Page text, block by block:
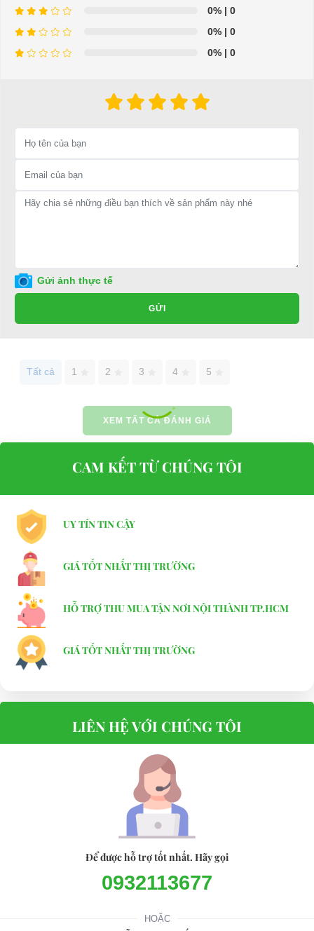
Đặc điểm nổi bật XE GOLF 4 CHỖ HDK
ái
Xe golf 4 chỗ HDK
DEL3042G có bánh trước được
DEL3042G có đèn pha có
khản năng chiếu sang xa trong
hai chế độ.
Kính chắn gió trong suốt
Xe golf 4 chỗ HDK
DEL3042G sử dụng kính chắn
gió trong suốt, được thiết kế
phẳng, trong suốt, giúp bảo vệ
người sử dụng và cho người
điều khiển góc quan sát an
toàn.
Thông số kỹ thuật XE GOLF 4 CHỖ HDK
DEL3042G
Chi tiết Xe golf 4 chỗ HDK DEL3042G
0% | 0
0% | 0
0% | 0
Gửi ảnh thực tế
GỬI
Tất cả 1 2 3 4 5
XEM TẤT CẢ ĐÁNH GIÁ
CAM KẾT TỪ CHÚNG TÔI
UY TÍN TIN CẬY
GIÁ TỐT NHẤT THỊ TRƯỜNG
HỖ TRỢ THU MUA TẬN NƠI NỘI THÀNH TP.HCM
GIÁ TỐT NHẤT THỊ TRƯỜNG
LIÊN HỆ VỚI CHÚNG TÔI
Để được hỗ trợ tốt nhất. Hãy gọi
0932113677
HOẶC